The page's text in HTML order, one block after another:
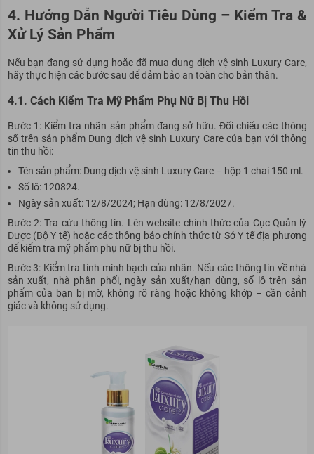
4. Hướng Dẫn Người Tiêu Dùng – Kiểm Tra &
Xử Lý Sản Phẩm
Nếu bạn đang sử dụng hoặc đã mua dung dịch vệ sinh Luxury Care,
hãy thực hiện các bước sau để đảm bảo an toàn cho bản thân.
4.1. Cách Kiểm Tra Mỹ Phẩm Phụ Nữ Bị Thu Hồi
Bước 1: Kiểm tra nhãn sản phẩm đang sở hữu. Đối chiếu các thông
số trên sản phẩm Dung dịch vệ sinh Luxury Care của bạn với thông
tin thu hồi:
Tên sản phẩm: Dung dịch vệ sinh Luxury Care – hộp 1 chai 150 ml.
Số lô: 120824.
Ngày sản xuất: 12/8/2024; Hạn dùng: 12/8/2027.
Bước 2: Tra cứu thông tin. Lên website chính thức của Cục Quản lý
Dược (Bộ Y tế) hoặc các thông báo chính thức từ Sở Y tế địa phương
để kiểm tra mỹ phẩm phụ nữ bị thu hồi.
Bước 3: Kiểm tra tính minh bạch của nhãn. Nếu các thông tin về nhà
sản xuất, nhà phân phối, ngày sản xuất/hạn dùng, số lô trên sản
phẩm của bạn bị mờ, không rõ ràng hoặc không khớp – cần cảnh
giác và không sử dụng.